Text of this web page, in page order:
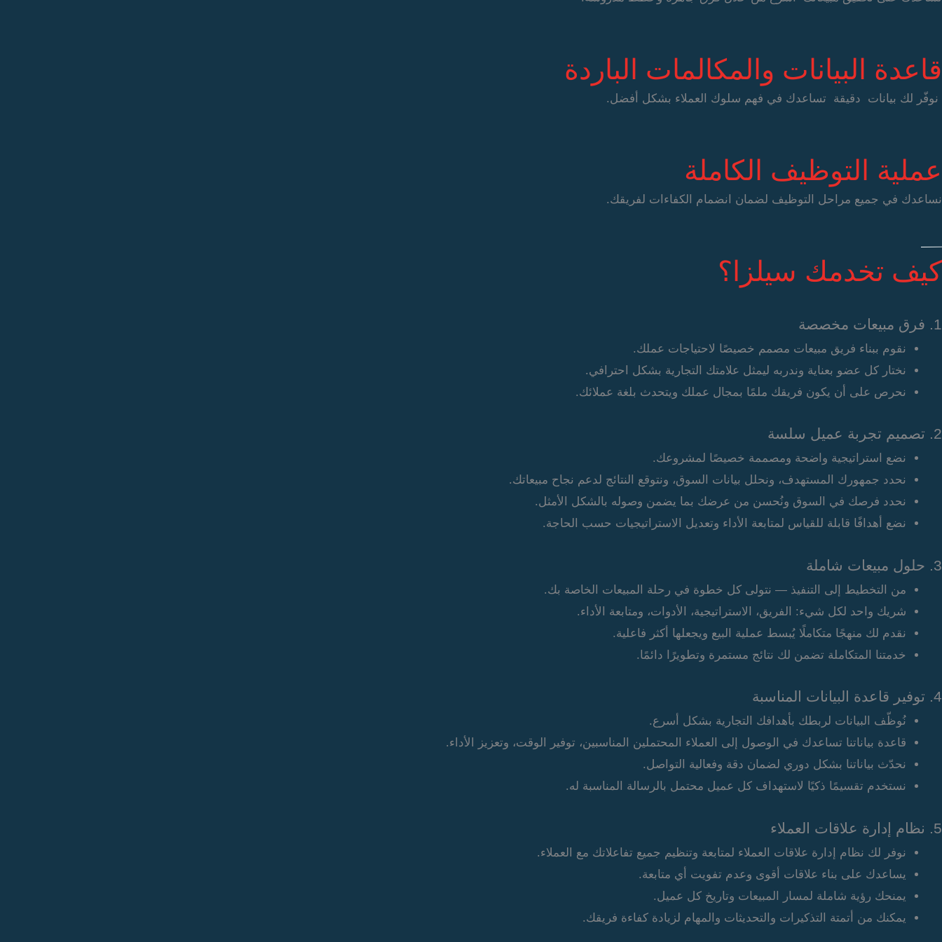
قاعدة البيانات والمكالمات الباردة
نوفّر لك بيانات دقيقة تساعدك في فهم سلوك العملاء بشكل أفضل.
عملية التوظيف الكاملة
نساعدك في جميع مراحل التوظيف لضمان انضمام الكفاءات لفريقك.
كيف تخدمك سيلزا؟
1. فرق مبيعات مخصصة
نقوم ببناء فريق مبيعات مصمم خصيصًا لاحتياجات عملك.
نختار كل عضو بعناية وندربه ليمثل علامتك التجارية بشكل احترافي.
نحرص على أن يكون فريقك ملمًا بمجال عملك ويتحدث بلغة عملائك.
2. تصميم تجربة عميل سلسة
نضع استراتيجية واضحة ومصممة خصيصًا لمشروعك.
نحدد جمهورك المستهدف، ونحلل بيانات السوق، ونتوقع النتائج لدعم نجاح مبيعاتك.
نحدد فرصك في السوق ونُحسن من عرضك بما يضمن وصوله بالشكل الأمثل.
نضع أهدافًا قابلة للقياس لمتابعة الأداء وتعديل الاستراتيجيات حسب الحاجة.
3. حلول مبيعات شاملة
من التخطيط إلى التنفيذ — نتولى كل خطوة في رحلة المبيعات الخاصة بك.
شريك واحد لكل شيء: الفريق، الاستراتيجية، الأدوات، ومتابعة الأداء.
نقدم لك منهجًا متكاملًا يُبسط عملية البيع ويجعلها أكثر فاعلية.
خدمتنا المتكاملة تضمن لك نتائج مستمرة وتطويرًا دائمًا.
4. توفير قاعدة البيانات المناسبة
نُوظّف البيانات لربطك بأهدافك التجارية بشكل أسرع.
قاعدة بياناتنا تساعدك في الوصول إلى العملاء المحتملين المناسبين، توفير الوقت، وتعزيز الأداء.
نحدّث بياناتنا بشكل دوري لضمان دقة وفعالية التواصل.
نستخدم تقسيمًا ذكيًا لاستهداف كل عميل محتمل بالرسالة المناسبة له.
5. نظام إدارة علاقات العملاء
نوفر لك نظام إدارة علاقات العملاء لمتابعة وتنظيم جميع تفاعلاتك مع العملاء.
يساعدك على بناء علاقات أقوى وعدم تفويت أي متابعة.
يمنحك رؤية شاملة لمسار المبيعات وتاريخ كل عميل.
يمكنك من أتمتة التذكيرات والتحديثات والمهام لزيادة كفاءة فريقك.